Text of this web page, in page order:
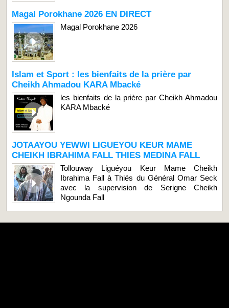
Magal Porokhane 2026 EN DIRECT
Magal Porokhane 2026
Islam et Sport : les bienfaits de la prière par
Cheikh Ahmadou KARA Mbacké
les bienfaits de la prière par Cheikh Ahmadou
KARA Mbacké
JOTAAYOU YEWWI LIGUEYOU KEUR MAME
CHEIKH IBRAHIMA FALL THIES MEDINA FALL
Tollouway Liguéyou Keur Mame Cheikh
Ibrahima Fall à Thiés du Général Omar Seck
avec la supervision de Serigne Cheikh
Ngounda Fall